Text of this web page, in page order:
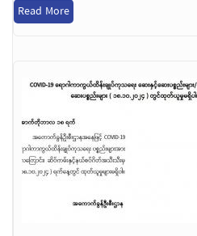
Read More